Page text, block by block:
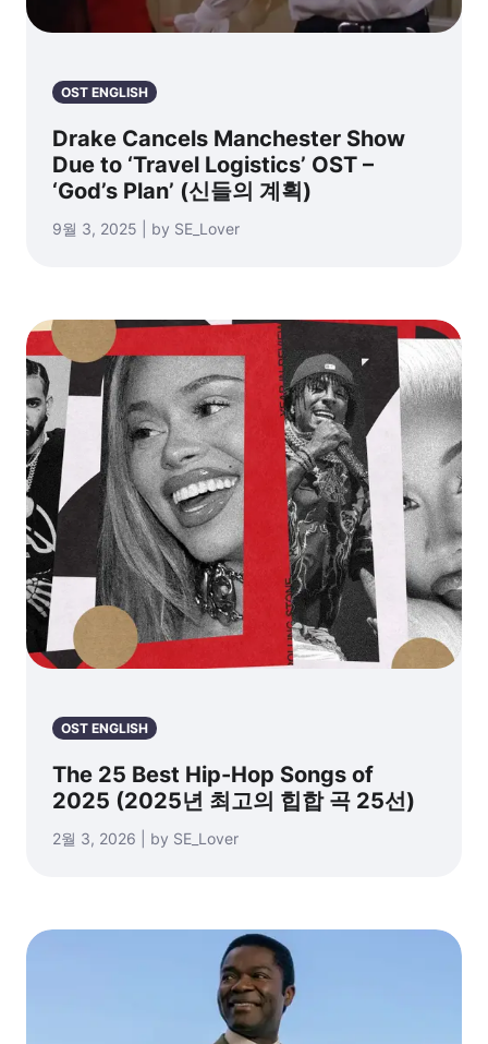
OST ENGLISH
Drake Cancels Manchester Show
Due to ‘Travel Logistics’ OST –
‘God’s Plan’ (신들의 계획)
9월 3, 2025 | by SE_Lover
OST ENGLISH
The 25 Best Hip-Hop Songs of
2025 (2025년 최고의 힙합 곡 25선)
2월 3, 2026 | by SE_Lover